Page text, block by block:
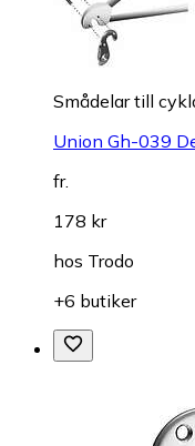
Smådelar till
Union Gh-039
fr.
178 kr
hos Trodo
+6 butiker